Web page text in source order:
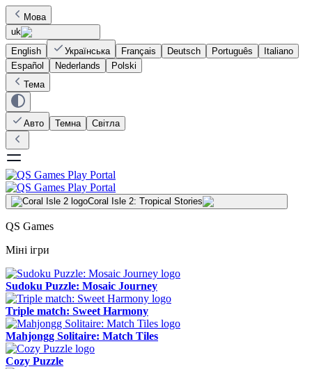
Мова
uk
English
Українська Français Deutsch Português
Italiano
Español
Nederlands
Polski
Тема
Авто Темна Світла
Coral Isle 2: Tropical Stories
QS Games
Міні ігри
Sudoku Puzzle: Mosaic Journey
Triple match: Sweet Harmony
Mahjongg Solitaire: Match Tiles
Cozy Puzzle